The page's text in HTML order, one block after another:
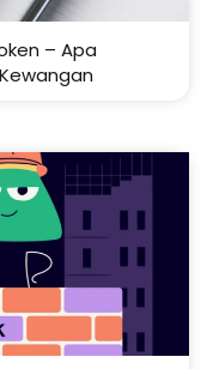
– Apa